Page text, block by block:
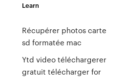
Learn
Récupérer photos carte
sd formatée mac
Ytd video téléchargerer
gratuit télécharger for